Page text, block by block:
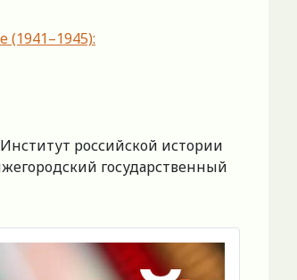
российской истории
государственный